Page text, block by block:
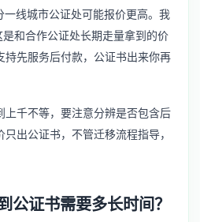
线城市公证处可能报价更高。我
和合作公证处长期走量拿到的价
持先服务后付款，公证书出来你再
上千不等，要注意分辨是否包含后
出公证书，不管迁移流程指导，
公证书需要多长时间？